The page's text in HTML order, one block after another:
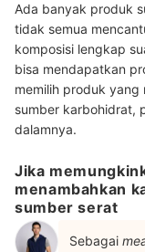
Ada banyak produk
tidak semua
komposisi lengkap
bisa mendapatkan
memilih produk yang
sumber karbohidrat,
dalamnya.
Jika
menambahkan
sumber serat
Sebagai